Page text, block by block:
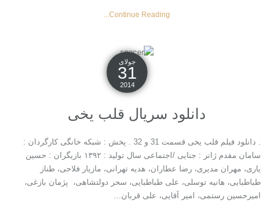
Continue Reading...
جولای
31
2014
دانلود سریال قلب یخی
. دانلود فیلم قلب یخی قسمت 31 و 32 . پخش : شبکه خانگی کارگردان :
سامان مقدم ژانر : جنایی /اجتماعی سال تولید : ۱۳۹۲ بازیگران : حسین
یاری، مهران مدیری، رضا عطاران، هدیه تهرانی، مازیار فلاحی، طناز
طباطبایی، هانیه توسلی، علی طباطبایی، سحر دولتشاهی، پژمان بازغی،
امیرحسین رستمی، امیر آقایی، علی قربان...